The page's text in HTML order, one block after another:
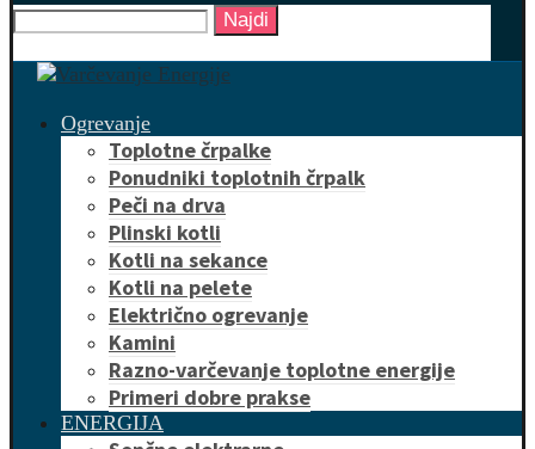
Najdi
Ogrevanje
Toplotne črpalke
Ponudniki toplotnih črpalk
Peči na drva
Plinski kotli
Kotli na sekance
Kotli na pelete
Električno ogrevanje
Kamini
Razno-varčevanje toplotne energije
Primeri dobre prakse
ENERGIJA